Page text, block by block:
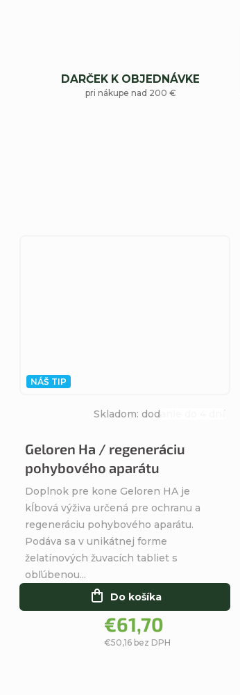
DARČEK K OBJEDNÁVKE
pri nákupe nad 200 €
NÁŠ TIP
Geloren Ha / regeneráciu
pohybového aparátu
produktu
4,4
z
5
hviezdičiek.
Skladom: dodanie do 4 dní
€50,16 bez DPH
€61,70
Do košíka
Doplnok pre kone Geloren HA je
kĺbová výživa určená pre ochranu a
regeneráciu pohybového aparátu.
Podáva sa v unikátnej forme
želatínových žuvacích tabliet s
obľúbenou...